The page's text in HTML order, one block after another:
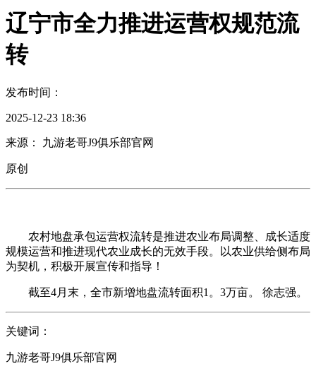
辽宁市全力推进运营权规范流
转
发布时间：
2025-12-23 18:36
来源： 九游老哥J9俱乐部官网
原创
农村地盘承包运营权流转是推进农业布局调整、成长适度
规模运营和推进现代农业成长的无效手段。以农业供给侧布局
为契机，积极开展宣传和指导！
截至4月末，全市新增地盘流转面积1。3万亩。 徐志强。
关键词：
九游老哥J9俱乐部官网